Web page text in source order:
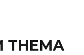
THEMA